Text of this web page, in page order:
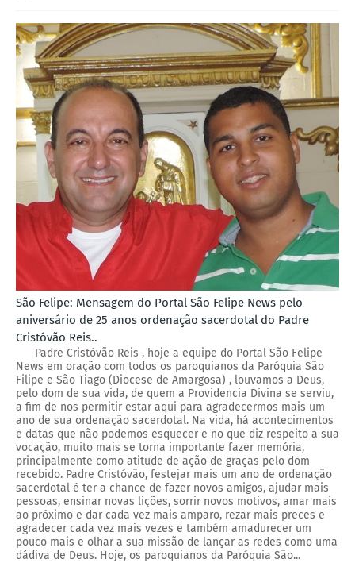
São Felipe: Mensagem do Portal São Felipe News pelo
aniversário de 25 anos ordenação sacerdotal do Padre
Cristóvão Reis..
Padre Cristóvão Reis , hoje a equipe do Portal São Felipe
News em oração com todos os paroquianos da Paróquia São
Filipe e São Tiago (Diocese de Amargosa) , louvamos a Deus,
pelo dom de sua vida, de quem a Providencia Divina se serviu,
a fim de nos permitir estar aqui para agradecermos mais um
ano de sua ordenação sacerdotal. Na vida, há acontecimentos
e datas que não podemos esquecer e no que diz respeito a sua
vocação, muito mais se torna importante fazer memória,
principalmente como atitude de ação de graças pelo dom
recebido. Padre Cristóvão, festejar mais um ano de ordenação
sacerdotal é ter a chance de fazer novos amigos, ajudar mais
pessoas, ensinar novas lições, sorrir novos motivos, amar mais
ao próximo e dar cada vez mais amparo, rezar mais preces e
agradecer cada vez mais vezes e também amadurecer um
pouco mais e olhar a sua missão de lançar as redes como uma
dádiva de Deus. Hoje, os paroquianos da Paróquia São...